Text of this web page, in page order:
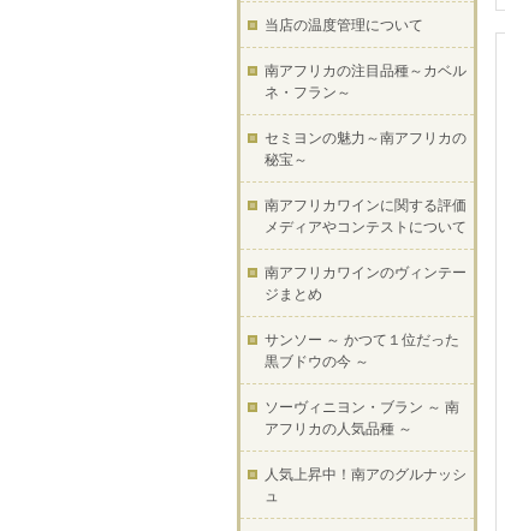
当店の温度管理について
南アフリカの注目品種～カベル
ネ・フラン～
セミヨンの魅力～南アフリカの
秘宝～
南アフリカワインに関する評価
メディアやコンテストについて
南アフリカワインのヴィンテー
ジまとめ
サンソー ～ かつて１位だった
黒ブドウの今 ～
ソーヴィニヨン・ブラン ～ 南
アフリカの人気品種 ～
人気上昇中！南アのグルナッシ
ュ